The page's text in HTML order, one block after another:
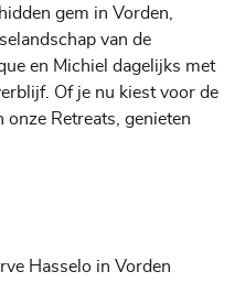
gem in Vorden,
van de
en Michiel dagelijks met
Of je nu kiest voor de
onze Retreats, genieten
Hasselo in Vorden